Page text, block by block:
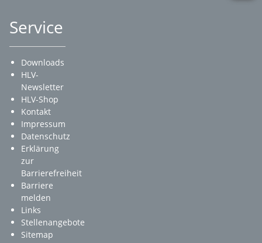
Service
Downloads
HLV-
Newsletter
HLV-Shop
Kontakt
Impressum
Datenschutz
Erklärung
zur
Barrierefreiheit
Barriere
melden
Links
Stellenangebote
Sitemap